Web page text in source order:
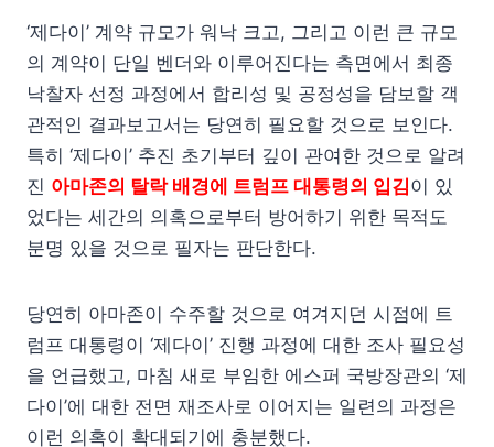
‘제다이’ 계약 규모가 워낙 크고, 그리고 이런 큰 규모
의 계약이 단일 벤더와 이루어진다는 측면에서 최종
낙찰자 선정 과정에서 합리성 및 공정성을 담보할 객
관적인 결과보고서는 당연히 필요할 것으로 보인다.
특히 ‘제다이’ 추진 초기부터 깊이 관여한 것으로 알려
진 아마존의 탈락 배경에 트럼프 대통령의 입김이 있
었다는 세간의 의혹으로부터 방어하기 위한 목적도
분명 있을 것으로 필자는 판단한다.
당연히 아마존이 수주할 것으로 여겨지던 시점에 트
럼프 대통령이 ‘제다이’ 진행 과정에 대한 조사 필요성
을 언급했고, 마침 새로 부임한 에스퍼 국방장관의 ‘제
다이’에 대한 전면 재조사로 이어지는 일련의 과정은
이런 의혹이 확대되기에 충분했다.